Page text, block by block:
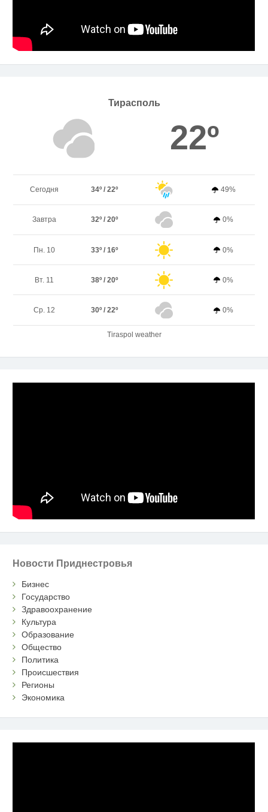
Тирасполь
22º
Сегодня 34º / 22º 49%
Завтра 32º / 20º 0%
Пн. 10 33º / 16º 0%
Вт. 11 38º / 20º 0%
Ср. 12 30º / 22º 0%
Tiraspol weather
Новости Приднестровья
Бизнес
Государство
Здравоохранение
Культура
Образование
Общество
Политика
Происшествия
Регионы
Экономика